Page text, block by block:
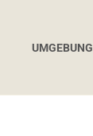
UMGEBUNG